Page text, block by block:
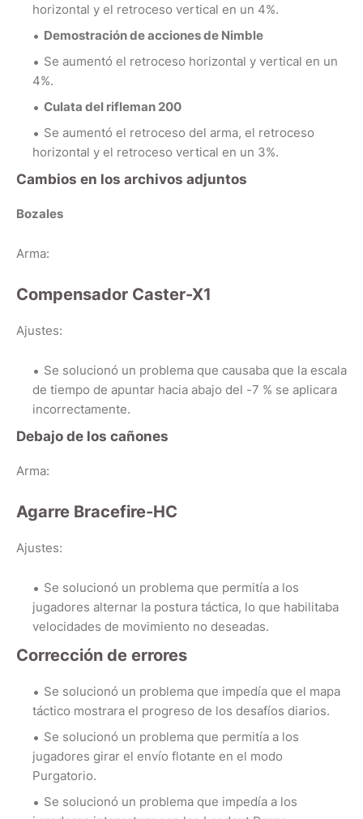
horizontal y el retroceso vertical en un 4%.
Demostración de acciones de Nimble
Se aumentó el retroceso horizontal y vertical en un
4%.
Culata del rifleman 200
Se aumentó el retroceso del arma, el retroceso
horizontal y el retroceso vertical en un 3%.
Cambios en los archivos adjuntos
Bozales
Arma:
Compensador Caster-X1
Ajustes:
Se solucionó un problema que causaba que la escala
de tiempo de apuntar hacia abajo del -7 % se aplicara
incorrectamente.
Debajo de los cañones
Arma:
Agarre Bracefire-HC
Ajustes:
Se solucionó un problema que permitía a los
jugadores alternar la postura táctica, lo que habilitaba
velocidades de movimiento no deseadas.
Corrección de errores
Se solucionó un problema que impedía que el mapa
táctico mostrara el progreso de los desafíos diarios.
Se solucionó un problema que permitía a los
jugadores girar el envío flotante en el modo
Purgatorio.
Se solucionó un problema que impedía a los